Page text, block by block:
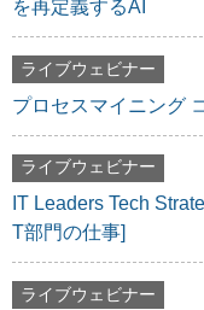
を再定義するAI
ライブウェビナー
プロセスマイニング
ライブウェビナー
IT Leaders Tech
T部門の仕事]
ライブウェビナー